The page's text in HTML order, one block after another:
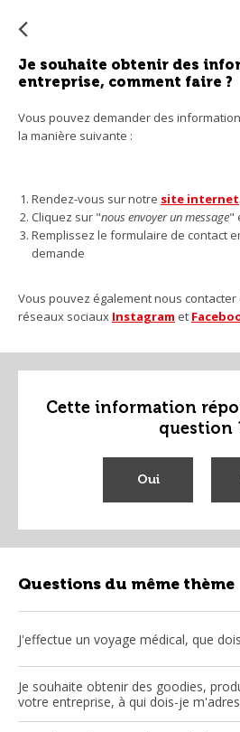
Je souhaite obtenir des
entreprise, comment faire ?
Vous pouvez demander des
la manière suivante :
Rendez-vous sur notre site internet
Cliquez sur "nous envoyer un message"
Remplissez le formulaire de contact
demande
Vous pouvez également nous
réseaux sociaux Instagram et
Cette information
question
Oui
Questions du même thème
J'effectue un voyage médical, que
Je souhaite obtenir des goodies,
votre entreprise, à qui dois-je